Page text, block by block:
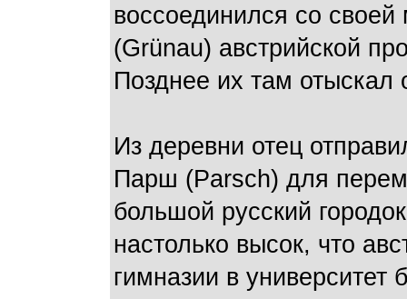
воссоединился со
(Grünau) австрийской
Позднее их там отыскал
Из деревни отец
Парш (Parsch) для
большой русский
настолько высок, что
гимназии в университет